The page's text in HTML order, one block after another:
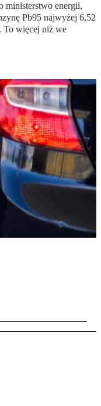
ministerstwo energii,
Pb95 najwyżej 6,52
To więcej niż we